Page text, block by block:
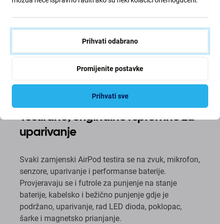
Testirano, originalno i spremno za
uparivanje
Svaki zamjenski AirPod testira se na zvuk, mikrofon,
senzore, uparivanje i performanse baterije.
Provjeravaju se i futrole za punjenje na stanje
baterije, kabelsko i bežično punjenje gdje je
podržano, uparivanje, rad LED dioda, poklopac,
šarke i magnetsko prianjanje.
Prihvati odabrano
Promijenite postavke
Prihvati sve